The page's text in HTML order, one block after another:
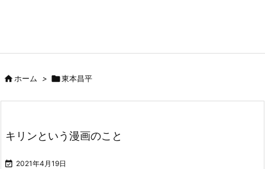
ホーム > 東本昌平
キリンという漫画のこと
 2021年4月19日